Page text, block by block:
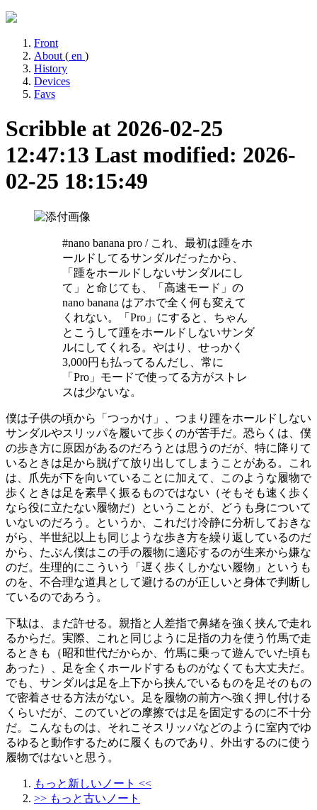
Front
About ( en )
History
Devices
Favs
Scribble at 2026-02-25
12:47:13 Last modified: 2026-
02-25 18:15:49
#nano banana pro / これ、最初は踵をホ
ールドしてるサンダルだったから、
「踵をホールドしないサンダルにし
て」と命じても、「高速モード」の
nano banana はアホで全く何も変えて
くれない。「Pro」にすると、ちゃん
とこうして踵をホールドしないサンダ
ルにしてくれる。やはり、せっかく
3,000円も払ってるんだし、常に
「Pro」モードで使ってる方がストレ
スは少ないな。
僕は子供の頃から「つっかけ」、つまり踵をホールドしない
サンダルやスリッパを履いて歩くのが苦手だ。恐らくは、僕
の歩き方に原因があるのだろうとは思うのだが、特に降りて
いるときは足から脱げて放り出してしまうことがある。これ
は、爪先が下を向いていることに加えて、このような履物で
歩くときは足を素早く振るものではない（そもそも速く歩く
なら役に立たない履物だ）ということが、どうも身について
いないのだろう。というか、これだけ冷静に分析しておきな
がら、半世紀以上も同じような歩き方を繰り返しているのだ
から、たぶん僕はこの手の履物に適応するのが生来から嫌な
のだ。生理的にこういう「遅く歩くしかない履物」というも
のを、不合理な道具として避けるのが正しいと身体で判断し
ているのであろう。
下駄は、まだ許せる。親指と人差指で鼻緒を強く挟んで走れ
るからだ。実際、これと同じように足指の力を使う竹馬で走
るときも（昭和世代だからか、竹馬に乗って遊んでいた頃も
あった）、足を全くホールドするものがなくても大丈夫だ。
でも、サンダルは足を上下から挟んでいるものを足そのもの
で密着させる方法がない。足を履物の前方へ強く押し付ける
くらいだが、このていどの摩擦では足を固定するのに不十分
だ。こんなものは、それこそスリッパなどのように室内でゆ
るゆると動作するために履くものであり、外出するのに使う
履物ではないと思う。
もっと新しいノート <<
>> もっと古いノート